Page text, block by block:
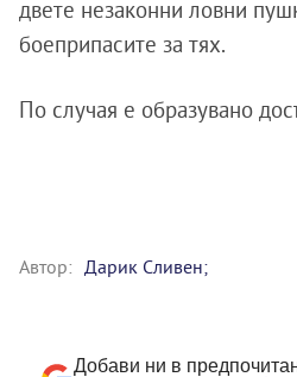
двете незаконни ловни
боеприпасите за тях.
По случая е образувано
Автор: Дарик Сливен;
Добави ни в